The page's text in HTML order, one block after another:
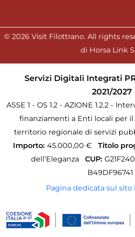
© 2026 Visit Filottrano. All rights
di Horsa Link
Servizi Digitali Integrati PR
2021/2027
ASSE 1 - OS 1.2 - AZIONE 1.2.2 -
finanziamenti a Enti locali per
territorio regionale di servizi
Importo: 45.000,00 € Titolo
dell’Eleganza
CUP:
B49DF96741
Pagina dedicata sul